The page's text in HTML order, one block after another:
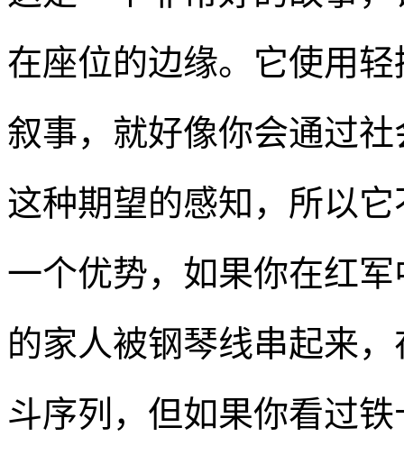
在座位的边缘。它使用
叙事，就好像你会通过
这种期望的感知，所以
一个优势，如果你在红
的家人被钢琴线串起来
斗序列，但如果你看过